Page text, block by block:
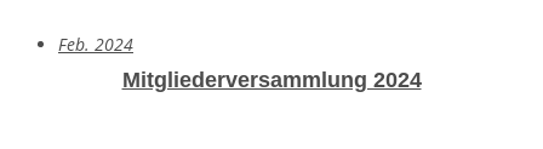
Feb. 2024
Mitgliederversammlung 2024